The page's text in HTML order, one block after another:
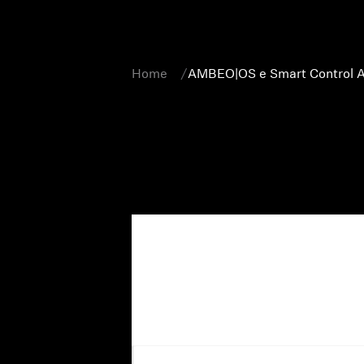
Home AMBEO|OS e Smart Control